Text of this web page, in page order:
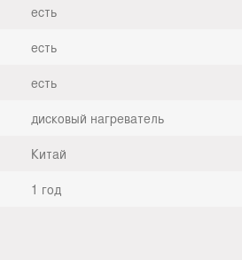
есть
есть
есть
дисковый нагреватель
Китай
1 год